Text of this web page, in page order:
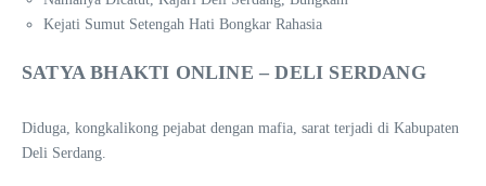
Kejati Sumut Setengah Hati Bongkar Rahasia
SATYA BHAKTI ONLINE – DELI SERDANG
Diduga, kongkalikong pejabat dengan mafia, sarat terjadi di Kabupaten
Deli Serdang.